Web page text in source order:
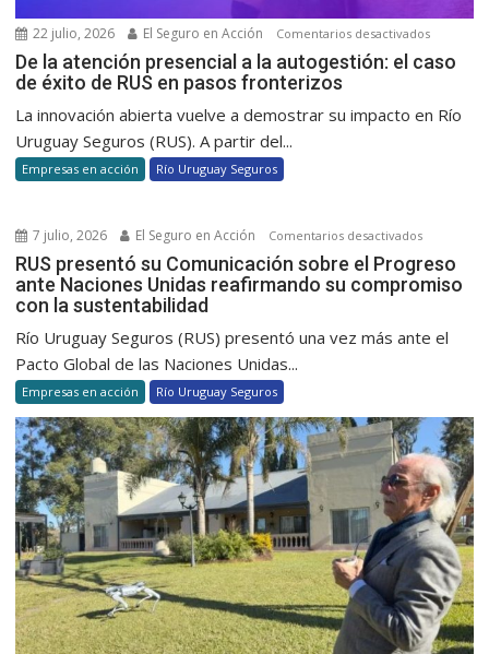
22 julio, 2026 El Seguro en Acción Comentarios desactivadosen
De
de
éxito
RUS
De la atención presencial a la autogestión: el caso
de éxito de RUS en pasos fronterizos
La innovación abierta vuelve a demostrar su impacto en Río
Uruguay Seguros (RUS). A partir del...
Empresas en acción Río Uruguay Seguros
7 julio, 2026 El Seguro en Acción Comentarios desactivadosen
RUS
presentó
ante
Naciones
Unidas
su
con
la
RUS presentó su Comunicación sobre el Progreso
ante Naciones Unidas reafirmando su compromiso
con la sustentabilidad
Río Uruguay Seguros (RUS) presentó una vez más ante el
Pacto Global de las Naciones Unidas...
Empresas en acción Río Uruguay Seguros